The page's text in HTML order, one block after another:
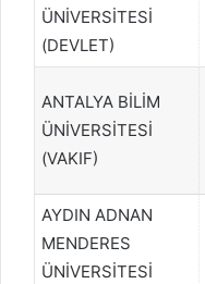
ÜNİVERSİTESİ
(DEVLET)
ANTALYA BİLİM
ÜNİVERSİTESİ
(VAKIF)
AYDIN ADNAN
MENDERES
ÜNİVERSİTESİ